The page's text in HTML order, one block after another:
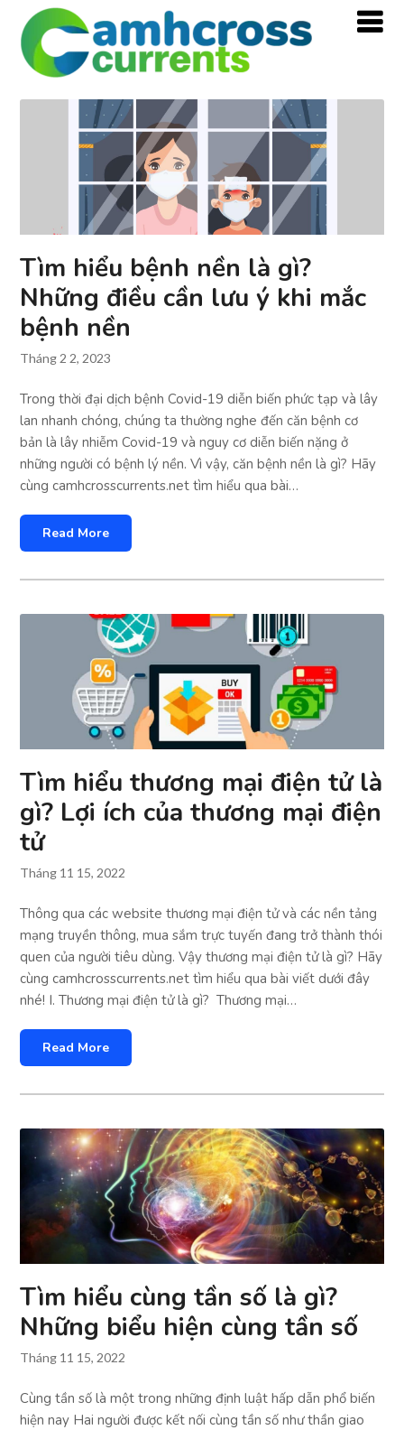
Tìm hiểu bệnh nền là gì?
Những điều cần lưu ý khi mắc
bệnh nền
Tháng 2 2, 2023
Trong thời đại dịch bệnh Covid-19 diễn biến phức tạp và lây
lan nhanh chóng, chúng ta thường nghe đến căn bệnh cơ
bản là lây nhiễm Covid-19 và nguy cơ diễn biến nặng ở
những người có bệnh lý nền. Vì vậy, căn bệnh nền là gì? Hãy
cùng camhcrosscurrents.net tìm hiểu qua bài…
Read More
Tìm hiểu thương mại điện tử là
gì? Lợi ích của thương mại điện
tử
Tháng 11 15, 2022
Thông qua các website thương mại điện tử và các nền tảng
mạng truyền thông, mua sắm trực tuyến đang trở thành thói
quen của người tiêu dùng. Vậy thương mại điện tử là gì? Hãy
cùng camhcrosscurrents.net tìm hiểu qua bài viết dưới đây
nhé! I. Thương mại điện tử là gì? Thương mại…
Read More
Tìm hiểu cùng tần số là gì?
Những biểu hiện cùng tần số
Tháng 11 15, 2022
Cùng tần số là một trong những định luật hấp dẫn phổ biến
hiện nay Hai người được kết nối cùng tần số như thần giao